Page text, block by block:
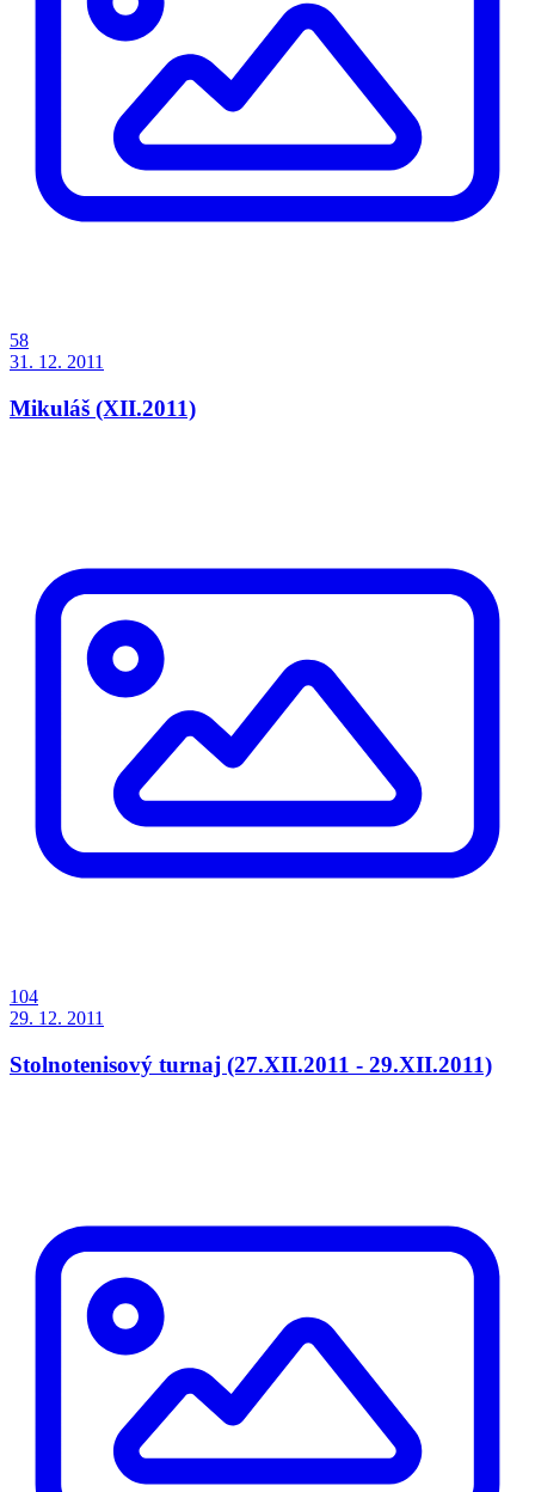
58
31. 12. 2011
Mikuláš (XII.2011)
104
29. 12. 2011
Stolnotenisový turnaj (27.XII.2011 - 29.XII.2011)